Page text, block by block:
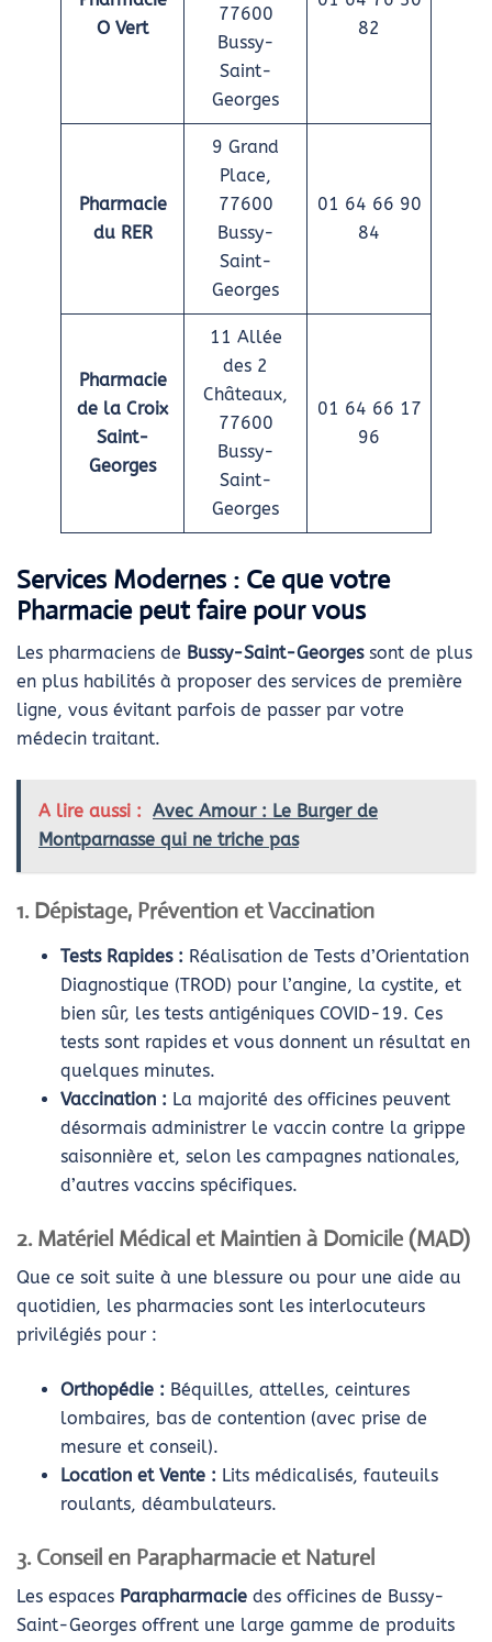
O Vert
77600
Bussy-
Saint-
Georges
82
Pharmacie
du RER
9 Grand
Place,
77600
Bussy-
Saint-
Georges
01 64 66 90
84
Pharmacie
de la Croix
Saint-
Georges
11 Allée
des 2
Châteaux,
77600
Bussy-
Saint-
Georges
01 64 66 17
96
Services Modernes : Ce que votre
Pharmacie peut faire pour vous
Les pharmaciens de Bussy-Saint-Georgessont de plus
en plus habilités à proposer des services de première
ligne, vous évitant parfois de passer par votre
médecin traitant.
A lire aussi : Avec Amour : Le Burger de
Montparnasse qui ne triche pas
1. Dépistage, Prévention et Vaccination
Tests Rapides : Réalisation de Tests d’Orientation
Diagnostique (TROD) pour l’angine, la cystite, et
bien sûr, les tests antigéniques COVID-19. Ces
tests sont rapides et vous donnent un résultat en
quelques minutes.
Vaccination : La majorité des officines peuvent
désormais administrer le vaccin contre la grippe
saisonnière et, selon les campagnes nationales,
d’autres vaccins spécifiques.
2. Matériel Médical et Maintien à Domicile (MAD)
Que ce soit suite à une blessure ou pour une aide au
quotidien, les pharmacies sont les interlocuteurs
privilégiés pour :
Orthopédie : Béquilles, attelles, ceintures
lombaires, bas de contention (avec prise de
mesure et conseil).
Location et Vente : Lits médicalisés, fauteuils
roulants, déambulateurs.
3. Conseil en Parapharmacie et Naturel
Les espaces Parapharmacie des officines de Bussy-
Saint-Georges offrent une large gamme de produits